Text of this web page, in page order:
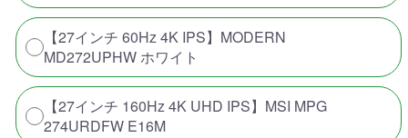
【27インチ 60Hz 4K IPS】MODERN
MD272UPHW ホワイト
【27インチ 160Hz 4K UHD IPS】MSI MPG
274URDFW E16M